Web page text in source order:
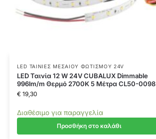
LED ΤΑΙΝΊΕΣ ΜΕΣΑΊΟΥ ΦΩΤΙΣΜΟΎ 24V
LED Ταινία 12 W 24V CUBALUX Dimmable
996lm/m Θερμό 2700K 5 Μέτρα CL50-0098
€19,30
Διαθέσιμο για παραγγελία
Προσθήκη στο καλάθι